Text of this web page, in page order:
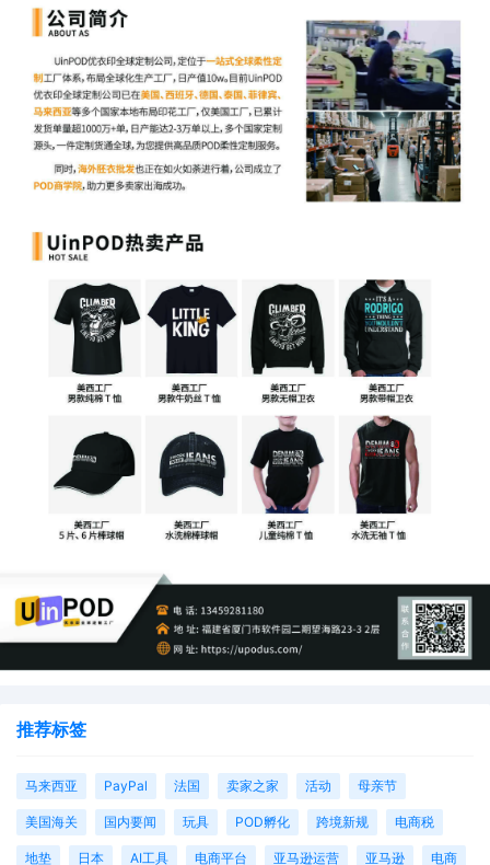
九、不敢主动促单，错失销售机会
很多卖家在面对潜在客户时，总是不好意思主动去推销产品，也不
愿意和客户多互动，这样很难有订单。做生意就得大胆点，主动出
十、不了解POD的门道，问题频出
POD行业有很多细节需要掌握，比如和POD供应商的合作、物流运
输的安排、客户预期的管理等等。
有卖家旺季时突然被供应商告知“排期满了，10天后才能印”，结果
错过促销节点；还有人没确认物流时效，客户等了20天没收到货，
直接投诉到平台。
要是这些都搞不明白，很容易出现各种问题，影响生意的正常运
推荐标签
马来西亚 PayPal 法国 卖家之家 活动 母亲节
美国海关 国内要闻 玩具 POD孵化 跨境新规 电商税
地垫 日本 AI工具 电商平台 亚马逊运营 亚马逊 电商